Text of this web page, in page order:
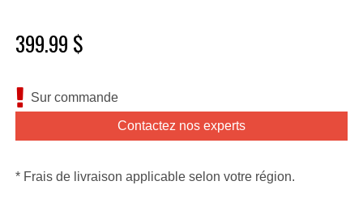
399.99 $
Sur commande
Contactez nos experts
* Frais de livraison applicable selon votre région.